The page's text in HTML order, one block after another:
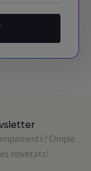
Omple
novetats!